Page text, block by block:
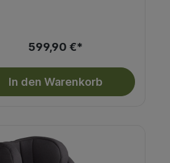
599,90 €*
In den Warenkorb